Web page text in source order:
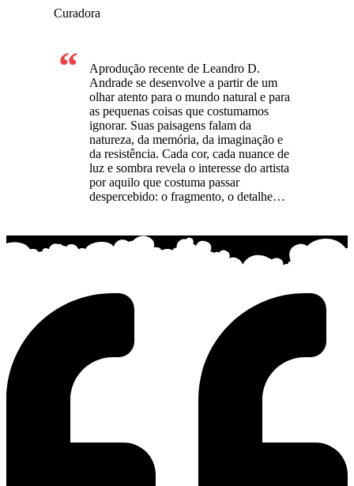
Aprodução recente de Leandro D.
Andrade se desenvolve a partir de um
olhar atento para o mundo natural e para
as pequenas coisas que costumamos
ignorar. Suas paisagens falam da
natureza, da memória, da imaginação e
da resistência. Cada cor, cada nuance de
luz e sombra revela o interesse do artista
por aquilo que costuma passar
despercebido: o fragmento, o detalhe…
Curadora